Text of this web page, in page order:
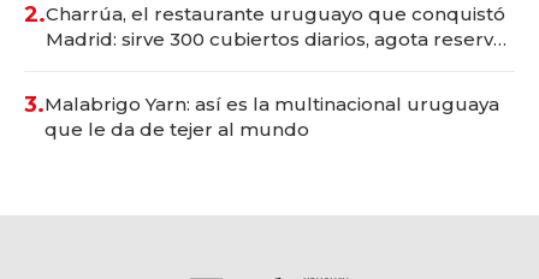
2.Charrúa, el restaurante uruguayo que conquistó
Madrid: sirve 300 cubiertos diarios, agota reservas
3.Malabrigo Yarn: así es la multinacional uruguaya
que le da de tejer al mundo